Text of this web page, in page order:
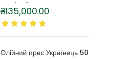
CraftOil з капролоновою
бочкою 4 літри
₴135,000.00
Олійний прес Українець 50